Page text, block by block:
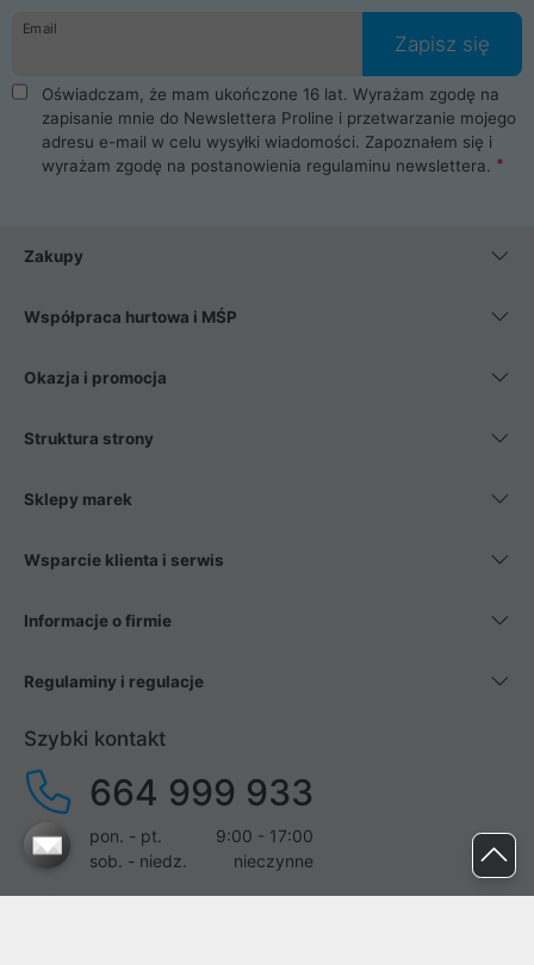
Email
Zapisz się
Oświadczam, że mam ukończone 16 lat. Wyrażam zgodę na
zapisanie mnie do Newslettera Proline i przetwarzanie mojego
adresu e-mail w celu wysyłki wiadomości. Zapoznałem się i
wyrażam zgodę na postanowienia regulaminu newslettera.
Zakupy
Współpraca hurtowa i MŚP
Okazja i promocja
Struktura strony
Sklepy marek
Wsparcie klienta i serwis
Informacje o firmie
Regulaminy i regulacje
Szybki kontakt
664 999 933
pon. - pt.
9:00 - 17:00
sob. - niedz.
nieczynne